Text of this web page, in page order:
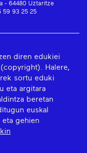
- 64480 Uztaritze
59 93 25 25
diren edukiei
Halere,
sortu eduki
eta argitara
beretan
euskal
gehien